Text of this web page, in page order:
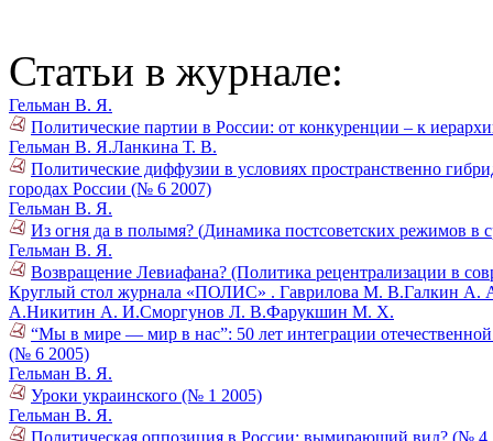
Статьи в журнале:
Гельман В. Я.
Политические партии в России: от конкуренции – к
Гельман В. Я.Ланкина Т. В.
Политические диффузии в условиях пространственно
городах России (№ 6 2007)
Гельман В. Я.
Из огня да в полымя? (Динамика постсоветских режимов в
Гельман В. Я.
Возвращение Левиафана? (Политика рецентрализации в
Круглый стол журнала «ПОЛИС» . Гаврилова М. В.Галкин А.
А.Никитин А. И.Сморгунов Л. В.Фарукшин М. Х.
“Мы в мире — мир в нас”: 50 лет интеграции
(№ 6 2005)
Гельман В. Я.
Уроки украинского (№ 1 2005)
Гельман В. Я.